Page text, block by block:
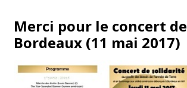
Merci pour le concert de
Bordeaux (11 mai 2017)